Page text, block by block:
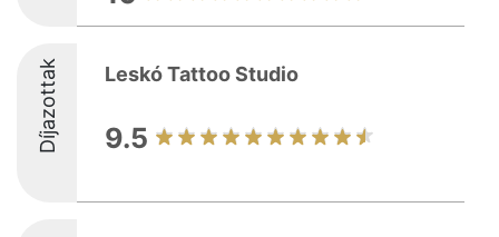
Díjazottak Leskó Tattoo Studio
9.5